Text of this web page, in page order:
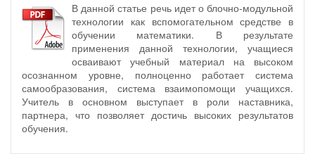
В данной статье речь идет о блочно-модульной
технологии как вспомогательном средстве в
обучении математики. В результате
применения данной технологии, учащиеся
осваивают учебный материал на высоком
осознанном уровне, полноценно работает система
самообразования, система взаимопомощи учащихся.
Учитель в основном выступает в роли наставника,
партнера, что позволяет достичь высоких результатов
обучения.